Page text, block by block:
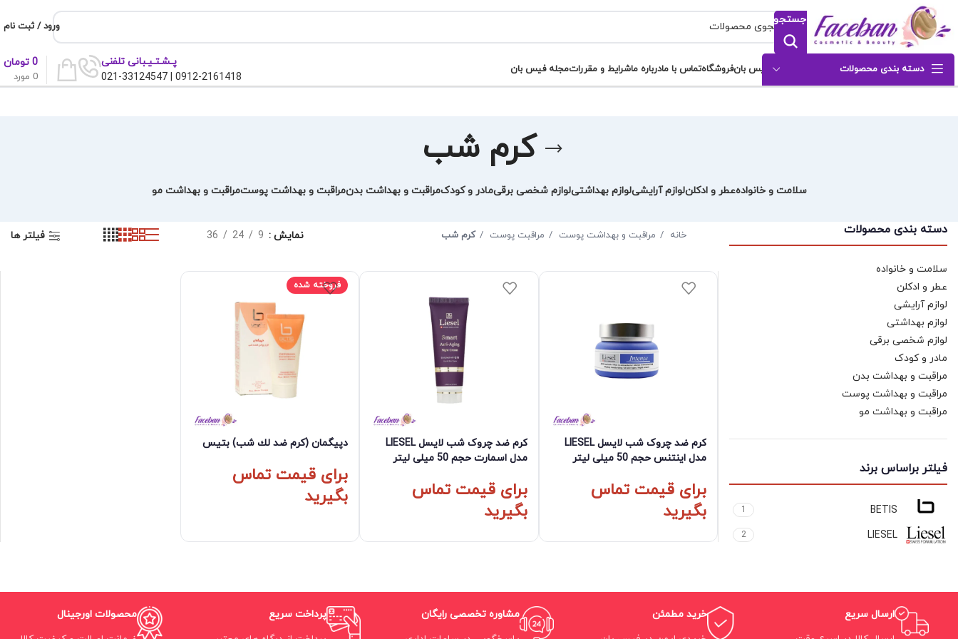
جستجو
ورود / ثبت نام
دسته بندی محصولات فیس بانفروشگاهتماس با مادرباره ماشرایط و مقرراتمجله فیس بان
پـشـتـیـبانی تلفنی
0912-2161418 | 021-33124547
0 مورد
0 تومان
کرم شب
سلامت و خانوادهعطر و ادکلنلوازم آرایشیلوازم بهداشتیلوازم شخصی برقیمادر و کودکمراقبت و بهداشت بدنمراقبت و بهداشت پوستمراقبت و بهداشت مو
دسته بندی محصولات
سلامت و خانواده
عطر و ادکلن
لوازم آرایشی
لوازم بهداشتی
لوازم شخصی برقی
مادر و کودک
مراقبت و بهداشت بدن
مراقبت و بهداشت پوست
مراقبت و بهداشت مو
فیلتر براساس برند
BETIS
1
LIESEL
2
خانه مراقبت و بهداشت پوست مراقبت پوست کرم شب نمایش 9
24
36 فیلتر ها
کرم ضد چروک شب لایسل LIESEL
مدل اینتنس حجم 50 میلی لیتر
برای قیمت تماس
بگیرید
کرم ضد چروک شب لایسل LIESEL
مدل اسمارت حجم 50 میلی لیتر
برای قیمت تماس
بگیرید
فروخته شده
دپيگمان (كرم ضد لك شب) بتيس
برای قیمت تماس
بگیرید
محصولات اورجینال
پرداخت سریع
مشاوره تخصصی رایگان
خرید مطمئن
ارسال سریع